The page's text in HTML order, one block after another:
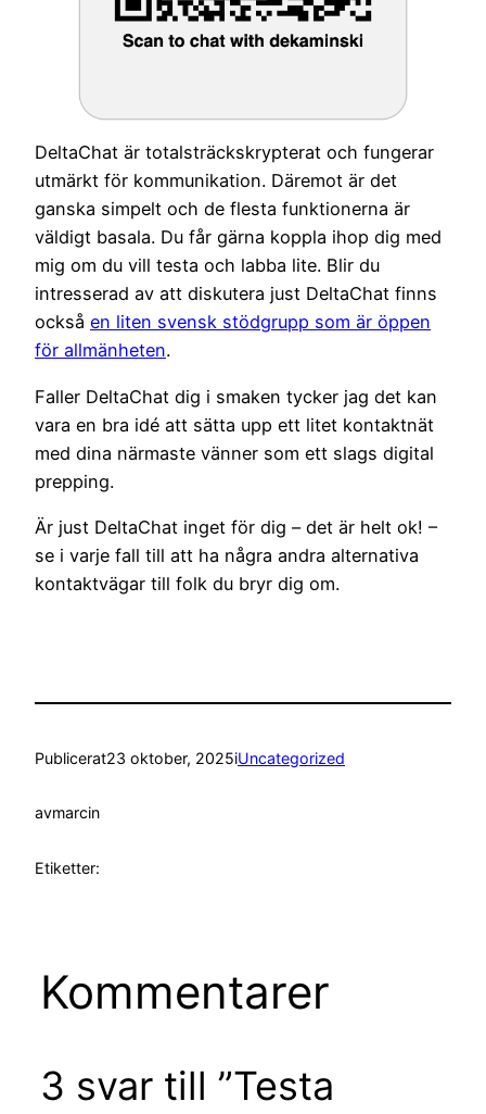
DeltaChat är totalsträckskrypterat och fungerar
utmärkt för kommunikation. Däremot är det
ganska simpelt och de flesta funktionerna är
väldigt basala. Du får gärna koppla ihop dig med
mig om du vill testa och labba lite. Blir du
intresserad av att diskutera just DeltaChat finns
också en liten svensk stödgrupp som är öppen
för allmänheten.
Faller DeltaChat dig i smaken tycker jag det kan
vara en bra idé att sätta upp ett litet kontaktnät
med dina närmaste vänner som ett slags digital
prepping.
Är just DeltaChat inget för dig – det är helt ok! –
se i varje fall till att ha några andra alternativa
kontaktvägar till folk du bryr dig om.
Publicerat23 oktober, 2025iUncategorized
avmarcin
Etiketter:
Kommentarer
3 svar till ”Testa